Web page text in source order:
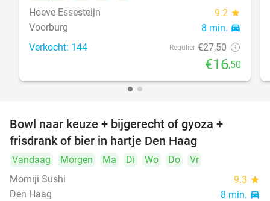
Hoeve Essesteijn
9.2 star
Voorburg 8 min. directions_car
Verkocht: 144 Regulier €27,50
€16,50
Bowl naar keuze + bijgerecht of gyoza +
frisdrank of bier in hartje Den Haag
Vandaag Morgen Ma Di Wo Do
Vr
Momiji Sushi
9.3 star
Den Haag 8 min. directions_car